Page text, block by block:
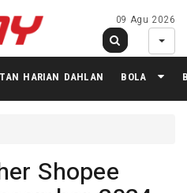
09 Agu 2026
HARIAN DAHLAN BOLA
Shopee